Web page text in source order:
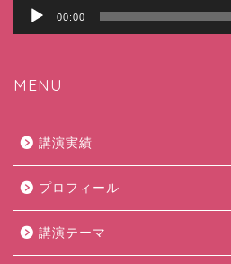
00:00
MENU
講演実績
プロフィール
講演テーマ